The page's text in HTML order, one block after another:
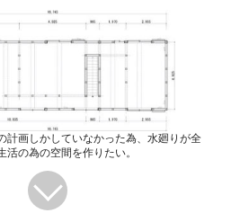
計画しかしていなかった為、水廻りが全
活の為の空間を作りたい。